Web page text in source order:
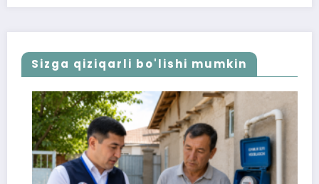
Sizga qiziqarli bo'lishi mumkin